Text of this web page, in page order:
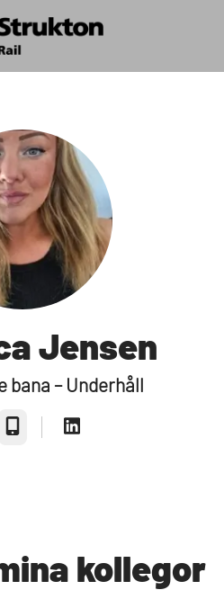
Jensen
bana – Underhåll
Telefon
kollegor